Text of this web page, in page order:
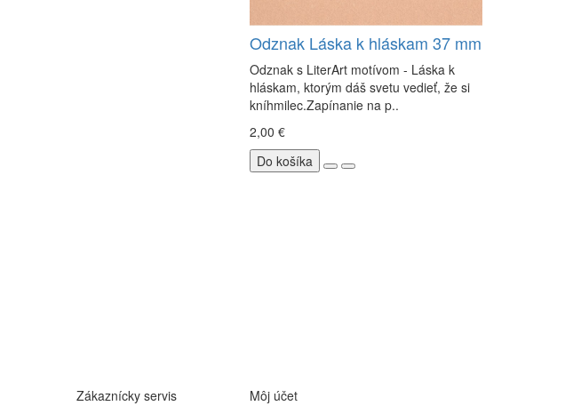
Odznak Láska k hláskam 37 mm
Odznak s LiterArt motívom - Láska k
hláskam, ktorým dáš svetu vedieť, že si
kníhmilec.Zapínanie na p..
2,00 €
Do košíka
Zákaznícky servis Môj účet